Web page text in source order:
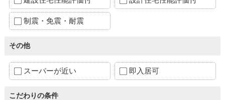
制震・免震・耐震
その他
スーパーが近い 即入居可
こだわりの条件